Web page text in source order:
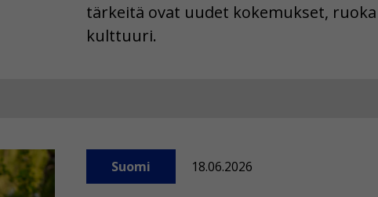
tärkeitä ovat uudet kokemukset,
kulttuuri.
Suomi 18.06.2026